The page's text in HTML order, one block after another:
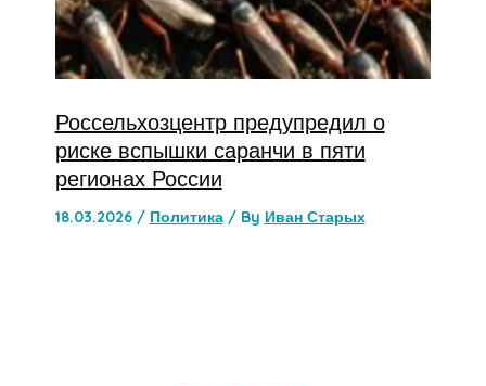
Россельхозцентр предупредил о
риске вспышки саранчи в пяти
регионах России
18.03.2026 / Политика/ By Иван Старых